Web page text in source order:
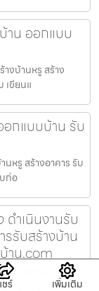
าน ออกแบบ
งบ้านหรู สร้าง
เขียนแ
อกแบบบ้าน รับ
หรู สร้างอาคาร รับ
ก่อ
ำเนินงานรับ
รับสร้างบ้าน
าน.com
เหมาสร้างบ้านที่มี
คุ้มค่า ร
ร์ เพิ่มเติม